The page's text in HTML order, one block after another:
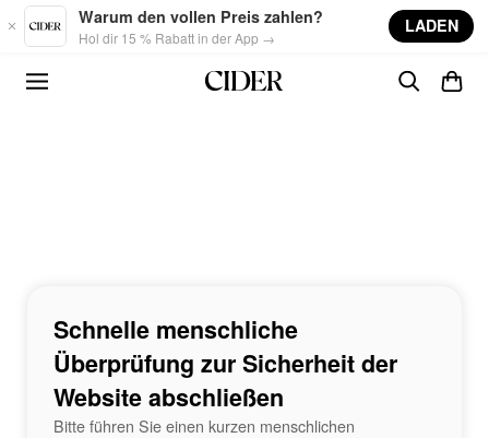
Skip to main content
Warum den vollen Preis zahlen?
Hol dir 15 % Rabatt in der App →
LADEN
Schnelle menschliche
Überprüfung zur Sicherheit der
Website abschließen
Bitte führen Sie einen kurzen menschlichen